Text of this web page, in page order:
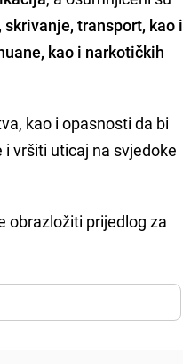
transport, kao i
kao i narkotičkih
kao i opasnosti da bi
vršiti uticaj na svjedoke
obrazložiti prijedlog za